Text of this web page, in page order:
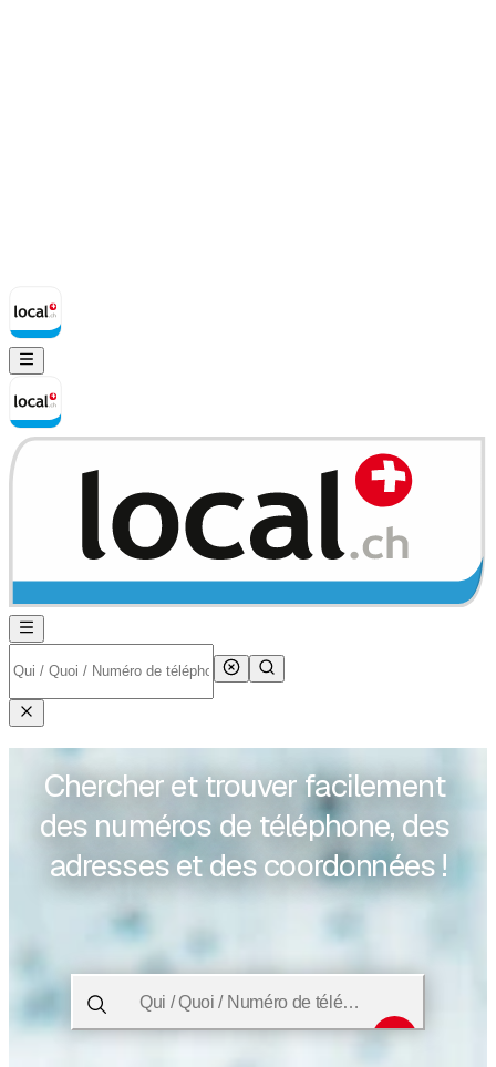
Chercher et trouver facilement
des numéros de téléphone, des
adresses et des coordonnées !
Qui / Quoi / Numéro de téléphone / Où